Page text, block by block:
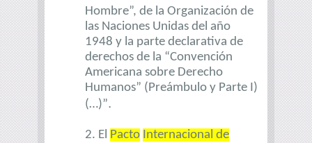
Hombre”, de la Organización de
las Naciones Unidas del año
1948 y la parte declarativa de
derechos de la “Convención
Americana sobre Derecho
Humanos” (Preámbulo y Parte I)
(…)”.
2. El Pacto Internacional de